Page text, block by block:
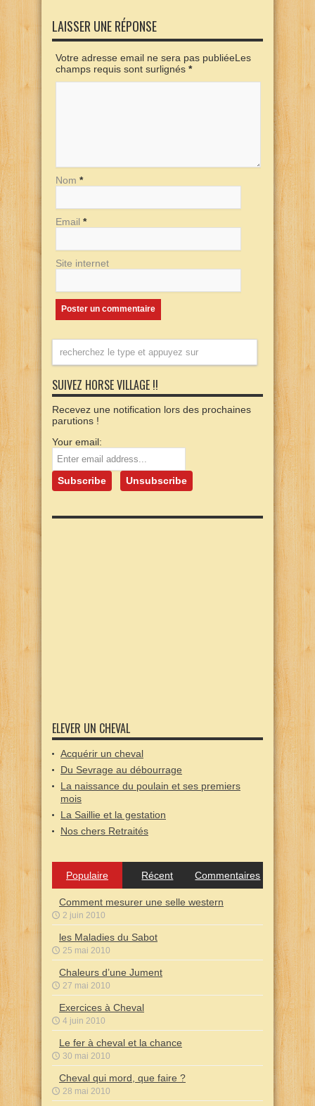
LAISSER UNE RÉPONSE
Votre adresse email ne sera pas publiéeLes
champs requis sont surlignés *
Nom *
Email *
Site internet
SUIVEZ HORSE VILLAGE !!
Recevez une notification lors des prochaines
parutions !
Your email:
ELEVER UN CHEVAL
Acquérir un cheval
Du Sevrage au débourrage
La naissance du poulain et ses premiers
mois
La Saillie et la gestation
Nos chers Retraités
Populaire Récent Commentaires
Comment mesurer une selle western
2 juin 2010
les Maladies du Sabot
25 mai 2010
Chaleurs d’une Jument
27 mai 2010
Exercices à Cheval
4 juin 2010
Le fer à cheval et la chance
30 mai 2010
Cheval qui mord, que faire ?
28 mai 2010